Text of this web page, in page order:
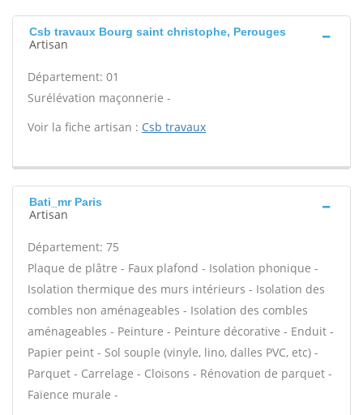
Csb travaux Bourg saint christophe, Perouges
Artisan
Département: 01
Surélévation maçonnerie -
Voir la fiche artisan : Csb travaux
Bati_mr Paris
Artisan
Département: 75
Plaque de plâtre - Faux plafond - Isolation phonique -
Isolation thermique des murs intérieurs - Isolation des
combles non aménageables - Isolation des combles
aménageables - Peinture - Peinture décorative - Enduit -
Papier peint - Sol souple (vinyle, lino, dalles PVC, etc) -
Parquet - Carrelage - Cloisons - Rénovation de parquet -
Faïence murale -